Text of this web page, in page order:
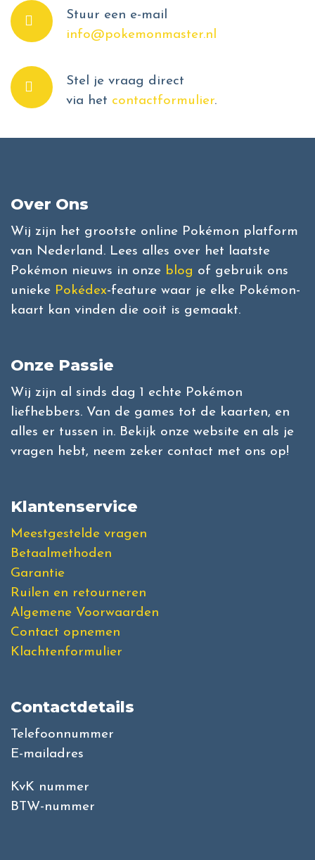
Stuur een e-mail
info@pokemonmaster.nl
Stel je vraag direct
via het contactformulier.
Over Ons
Wij zijn het grootste online Pokémon platform
van Nederland. Lees alles over het laatste
Pokémon nieuws in onze blog of gebruik ons
unieke Pokédex-feature waar je elke Pokémon-
kaart kan vinden die ooit is gemaakt.
Onze Passie
Wij zijn al sinds dag 1 echte Pokémon
liefhebbers. Van de games tot de kaarten, en
alles er tussen in. Bekijk onze website en als je
vragen hebt, neem zeker contact met ons op!
Klantenservice
Meestgestelde vragen
Betaalmethoden
Garantie
Ruilen en retourneren
Algemene Voorwaarden
Contact opnemen
Klachtenformulier
Contactdetails
Telefoonnummer
E-mailadres
KvK nummer
BTW-nummer